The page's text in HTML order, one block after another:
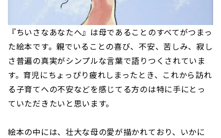
『ちいさなあなたへ』は母であることのすべてがつまっ
た絵本です。親でいることの喜び、不安、苦しみ、寂し
さ普遍の真実がシンプルな言葉で語りつくされていま
す。育児にちょっぴり疲れしまったとき、これから訪れ
る子育てへの不安などを感じてる方のは特に手にとっ
ていただきたいと思います。
絵本の中には、壮大な母の愛が描かれており、いかに